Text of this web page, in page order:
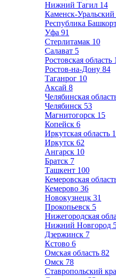
Нижний Тагил 14
Каменск-Уральский
Республика
Уфа 91
Стерлитамак 10
Салават 5
Ростовская область
Ростов-на-Дону 84
Таганрог 10
Аксай 8
Челябинская
Челябинск 53
Магнитогорск 15
Копейск 6
Иркутская область
Иркутск 62
Ангарск 10
Братск 7
Ташкент 100
Кемеровская
Кемерово 36
Новокузнецк 31
Прокопьевск 5
Нижегородская
Нижний Новгород
Дзержинск 7
Кстово 6
Омская область 82
Омск 78
Ставропольский